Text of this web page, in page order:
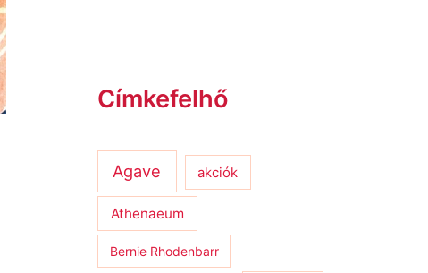
Címkefelhő
Agave akciók
Athenaeum
Bernie Rhodenbarr